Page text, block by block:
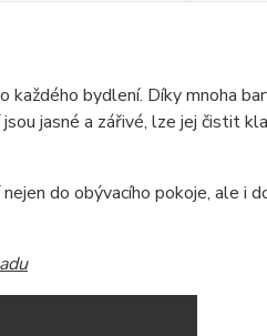
bydlení. Díky mnoha
jasné a zářivé, lze jej čistit
do obývacího pokoje, ale i